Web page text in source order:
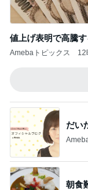
値上げ表明で高騰
Amebaトピックス 12
だい
朝食